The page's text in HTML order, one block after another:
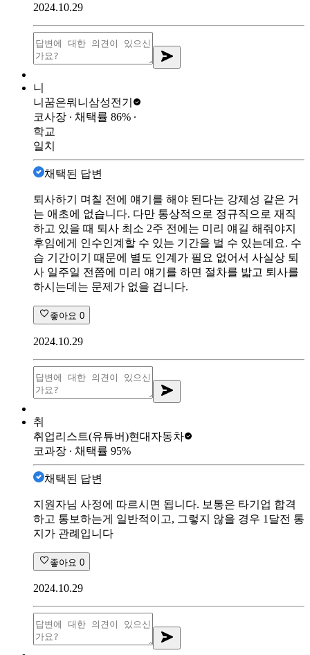
2024.10.29
니
니꿈은뭐니 삼성전기
코사장 ∙ 채택률 86% ∙
학교
일치
채택된 답변
퇴사하기 며칠 전에 얘기를 해야 된다는 강제성 같은 거
는 애초에 없습니다. 다만 통상적으로 정규직으로 재직
하고 있을 때 퇴사 최소 2주 전에는 미리 얘길 해줘야지
후임에게 인수인계할 수 있는 기간을 벌 수 있는데요. 수
습 기간이기 때문에 별도 인계가 필요 없어서 사실상 퇴
사 일주일 전쯤에 미리 얘기를 하면 절차를 밟고 퇴사를
하시는데는 문제가 없을 겁니다.
좋아요 0
2024.10.29
취
취업리스트(유튜버)현대자동차
코과장 ∙ 채택률 95%
채택된 답변
지원자님 사정에 따르시면 됩니다. 보통은 타기업 합격
하고 통보하는게 일반적이고, 그렇지 않을 경우 1달전 통
지가 관례입니다
좋아요 0
2024.10.29